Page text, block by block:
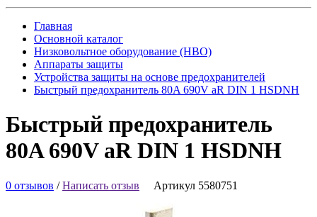
Главная
Основной каталог
Низковольтное оборудование (НВО)
Аппараты защиты
Устройства защиты на основе предохранителей
Быстрый предохранитель 80A 690V aR DIN 1 HSDNH
Быстрый предохранитель
80A 690V aR DIN 1 HSDNH
0 отзывов /Написать отзыв Артикул 5580751